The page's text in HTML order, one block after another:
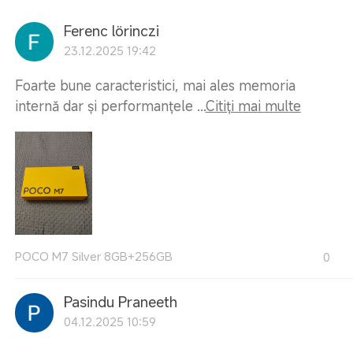
Ferenc lörinczi
23.12.2025 19:42
Foarte bune caracteristici, mai ales memoria
internă dar și performanțele ...Citiți mai multe
POCO M7 Silver 8GB+256GB 0
Pasindu Praneeth
04.12.2025 10:59